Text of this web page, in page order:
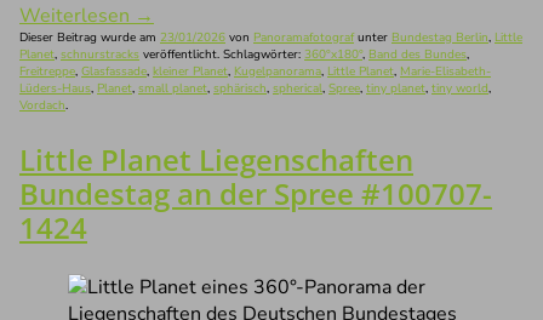
Weiterlesen →
Dieser Beitrag wurde am 23/01/2026 von Panoramafotografunter Bundestag Berlin, Little
Planet, schnurstracks veröffentlicht. Schlagwörter: 360°x180°, Band des Bundes,
Freitreppe, Glasfassade, kleiner Planet, Kugelpanorama, Little Planet, Marie-Elisabeth-
Lüders-Haus, Planet, small planet, sphärisch, spherical, Spree, tiny planet, tiny world,
Vordach.
Little Planet Liegenschaften
Bundestag an der Spree #100707-
1424